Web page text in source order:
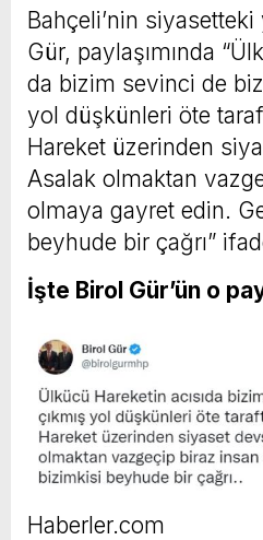
Bahçeli’nin
Gür, paylaşımında
da bizim sevinci de
yol düşkünleri öte
Hareket üzerinden
Asalak olmaktan
olmaya gayret edin.
beyhude bir çağrı”
İşte Birol Gür’ün o
Haberler.com